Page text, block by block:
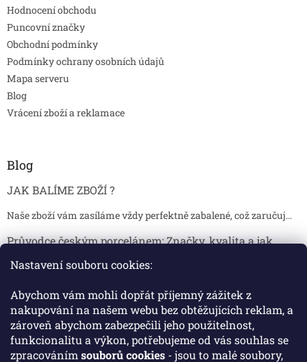
Nastavení souboru cookies:
Abychom vám mohli dopřát příjemný zážitek z
nakupování na našem webu bez obtěžujících reklam, a
zároveň abychom zabezpečili jeho použitelnost,
funkcionalitu a výkon, potřebujeme od vás souhlas se
zpracováním souborů cookies - jsou to malé soubory,
Hodnocení obchodu
Puncovní značky
Obchodní podmínky
Podmínky ochrany osobních údajů
Mapa serveru
Blog
Vrácení zboží a reklamace
Blog
JAK BALÍME ZBOŽÍ ?
Naše zboží vám zasíláme vždy perfektně zabalené, což zaručuj...
Průvodce českým porcelánem: Značky, kvalita a jak
Jak skladovat broušené sklenice, aby se nepoškodily?
Broušené sklenice jsou symbolem elegance, tradice a luxusu. ...